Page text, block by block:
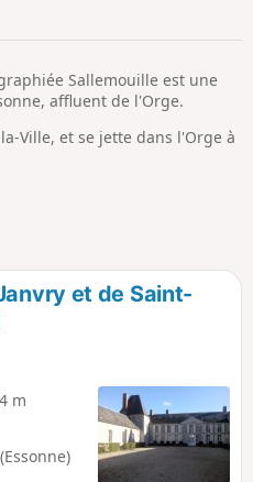
Sallemouille est une
affluent de l'Orge.
Ville, et se jette dans l'Orge à
et de Saint-
m